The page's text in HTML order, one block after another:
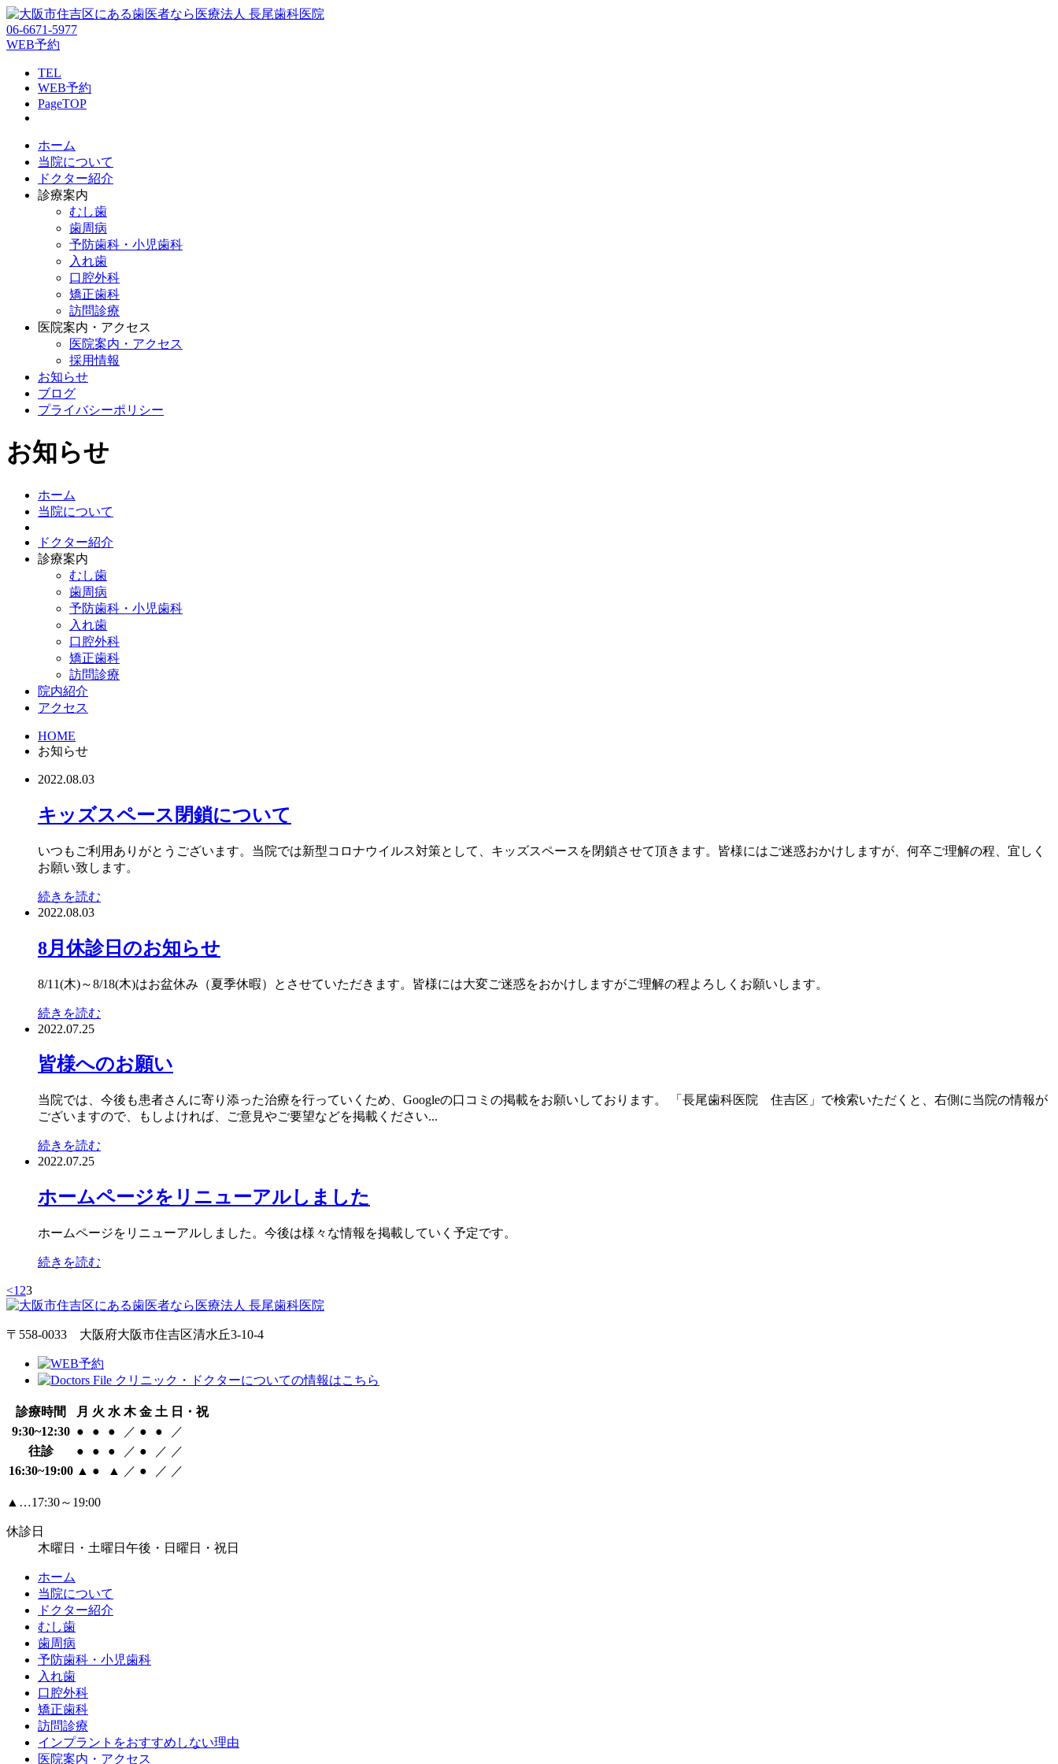
06-6671-5977
WEB予約
TEL
WEB予約
PageTOP
ホーム
当院について
ドクター紹介
診療案内
むし歯
歯周病
予防歯科・小児歯科
入れ歯
口腔外科
矯正歯科
訪問診療
医院案内・アクセス
医院案内・アクセス
採用情報
お知らせ
ブログ
プライバシーポリシー
お知らせ
ホーム
当院について
ドクター紹介
診療案内
むし歯
歯周病
予防歯科・小児歯科
入れ歯
口腔外科
矯正歯科
訪問診療
院内紹介
アクセス
HOME
お知らせ
2022.08.03
キッズスペース閉鎖について
いつもご利用ありがとうございます。当院では新型コロナウイルス対策として、キッズスペースを閉鎖させて頂きます。皆様にはご迷惑おかけしますが、何卒ご理解の程、宜しく
お願い致します。
続きを読む
2022.08.03
8月休診日のお知らせ
8/11(木)～8/18(木)はお盆休み（夏季休暇）とさせていただきます。皆様には大変ご迷惑をおかけしますがご理解の程よろしくお願いします。
続きを読む
2022.07.25
皆様へのお願い
当院では、今後も患者さんに寄り添った治療を行っていくため、Googleの口コミの掲載をお願いしております。 「長尾歯科医院 住吉区」で検索いただくと、右側に当院の情報が
ございますので、もしよければ、ご意見やご要望などを掲載ください...
続きを読む
2022.07.25
ホームページをリニューアルしました
ホームページをリニューアルしました。今後は様々な情報を掲載していく予定です。
続きを読む
<1 23
〒558-0033 大阪府大阪市住吉区清水丘3-10-4
診療時間 月 火 水 木 金 土 日・祝
9:30~12:30 ● ● ● ／ ● ●
／
往診
● ● ● ／ ● ／ ／
16:30~19:00 ▲ ● ▲ ／ ● ／ ／
▲…17:30～19:00
休診日
木曜日・土曜日午後・日曜日・祝日
ホーム
当院について
ドクター紹介
むし歯
歯周病
予防歯科・小児歯科
入れ歯
口腔外科
矯正歯科
訪問診療
インプラントをおすすめしない理由
医院案内・アクセス